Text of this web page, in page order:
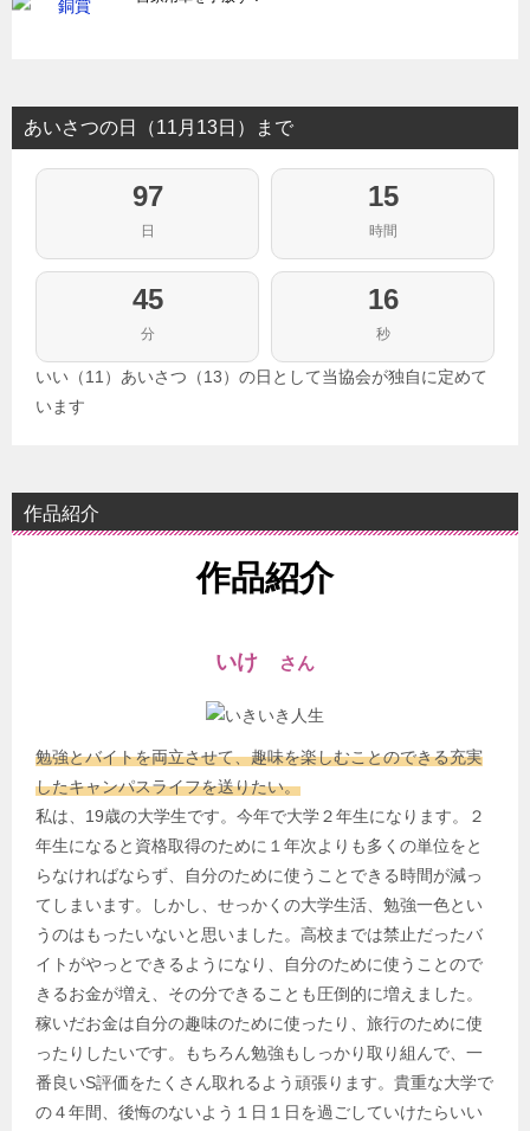
あいさつの日（11月13日）まで
97
日
15
時間
45
分
15
秒
いい（11）あいさつ（13）の日として当協会が独自に定めて
います
作品紹介
作品紹介
いけ さん
勉強とバイトを両立させて、趣味を楽しむことのできる充実
したキャンパスライフを送りたい。
私は、19歳の大学生です。今年で大学２年生になります。２
年生になると資格取得のために１年次よりも多くの単位をと
らなければならず、自分のために使うことできる時間が減っ
てしまいます。しかし、せっかくの大学生活、勉強一色とい
うのはもったいないと思いました。高校までは禁止だったバ
イトがやっとできるようになり、自分のために使うことので
きるお金が増え、その分できることも圧倒的に増えました。
稼いだお金は自分の趣味のために使ったり、旅行のために使
ったりしたいです。もちろん勉強もしっかり取り組んで、一
番良いS評価をたくさん取れるよう頑張ります。貴重な大学で
の４年間、後悔のないよう１日１日を過ごしていけたらいい